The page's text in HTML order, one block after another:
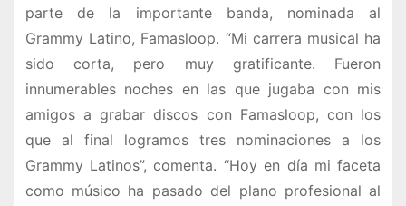
parte de la importante banda, nominada al
Grammy Latino, Famasloop. “Mi carrera musical ha
sido corta, pero muy gratificante. Fueron
innumerables noches en las que jugaba con mis
amigos a grabar discos con Famasloop, con los
que al final logramos tres nominaciones a los
Grammy Latinos”, comenta. “Hoy en día mi faceta
como músico ha pasado del plano profesional al